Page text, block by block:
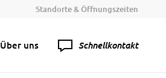
Standorte & Öffnungszeiten
Über uns Schnellkontakt